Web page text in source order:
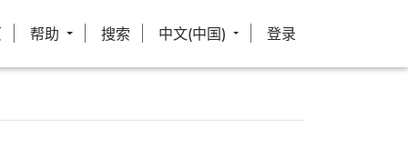
帮助 搜索 中文(中国) 登录